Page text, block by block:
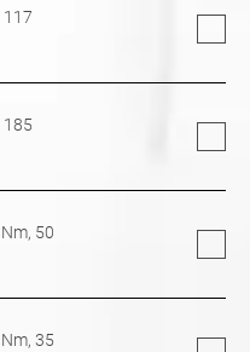
117
185
Nm, 50
Nm, 35